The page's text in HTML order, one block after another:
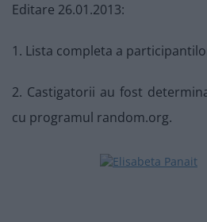
Editare 26.01.2013:
1. Lista completa a
2. Castigatorii au fost
cu programul random.org.